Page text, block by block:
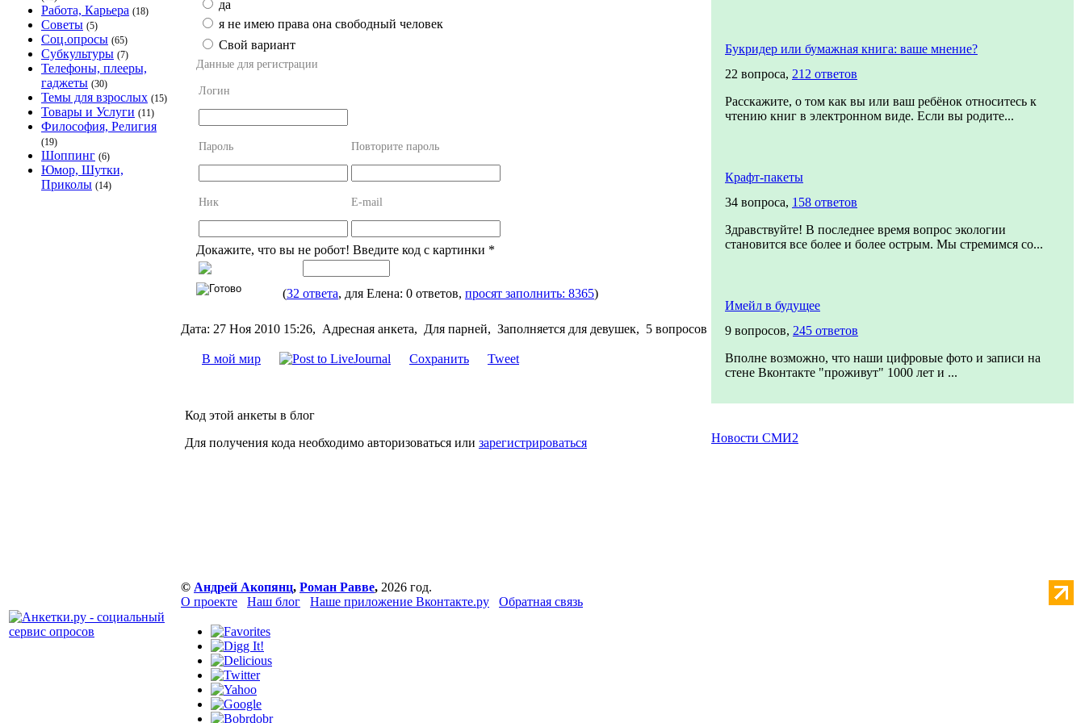
Работа, Карьера (18)
Советы (5)
Соц.опросы (65)
Субкультуры (7)
Телефоны, плееры,
гаджеты (30)
Темы для взрослых (15)
Товары и Услуги (11)
Философия, Религия
(19)
Шоппинг (6)
Юмор, Шутки,
Приколы (14)
да
я не имею права она свободный человек
Свой вариант
Данные для регистрации
Логин
Пароль Повторите пароль
Ник E-mail
Докажите, что вы не робот! Введите код с картинки *
(32 ответа, для Елена: 0 ответов, просят заполнить: 8365)
Дата: 27 Ноя 2010 15:26, Адресная анкета, Для парней, Заполняется для девушек, 5 вопросов
В мой мир Сохранить Tweet
Код этой анкеты в блог
Для получения кода необходимо авторизоваться или зарегистрироваться
Букридер или бумажная книга: ваше мнение?
22 вопроса, 212 ответов
Расскажите, о том как вы или ваш ребёнок относитесь к
чтению книг в электронном виде. Если вы родите...
Крафт-пакеты
34 вопроса, 158 ответов
Здравствуйте! В последнее время вопрос экологии
становится все более и более острым. Мы стремимся со...
Имейл в будущее
9 вопросов, 245 ответов
Вполне возможно, что наши цифровые фото и записи на
стене Вконтакте "проживут" 1000 лет и ...
Новости СМИ2
© Андрей Акопянц, Роман Равве, 2026 год.
О проекте
Наш блог Наше приложение Вконтакте.ру Обратная связь